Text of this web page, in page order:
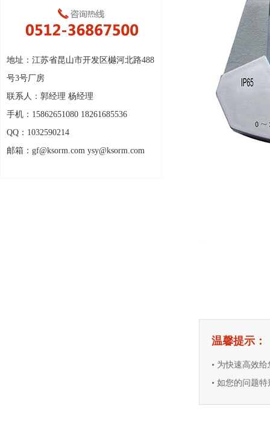
地址：江苏省昆山市开发区樾河北路488
号3号厂房
联系人：郭经理 杨经理
手机：15862651080 18261685536
QQ：1032590214
邮箱：gf@ksorm.com ysy@ksorm.com
温馨提示：
• 为快速高效
• 如您的问题特